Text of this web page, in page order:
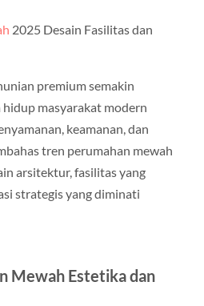
2025 Desain Fasilitas dan
premium semakin
masyarakat modern
keamanan, dan
tren perumahan mewah
arsitektur, fasilitas yang
strategis yang diminati
Mewah Estetika dan